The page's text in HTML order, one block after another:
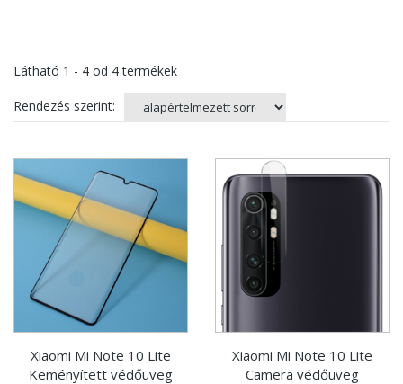
Látható 1 - 4 od 4termékek
Rendezés szerint:
Xiaomi Mi Note 10 Lite
Keményített védőüveg
Xiaomi Mi Note 10 Lite
Camera védőüveg